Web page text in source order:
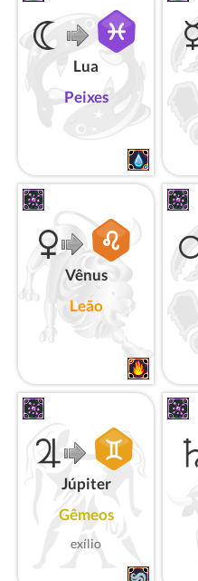
Lua
Peixes
Vênus
Leão
Júpiter
Gêmeos
exílio